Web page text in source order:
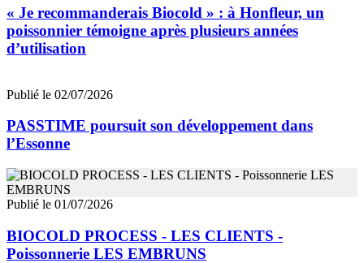
« Je recommanderais Biocold » : à Honfleur, un
poissonnier témoigne après plusieurs années
d’utilisation
Publié le 02/07/2026
PASSTIME poursuit son développement dans
l’Essonne
Publié le 01/07/2026
BIOCOLD PROCESS - LES CLIENTS -
Poissonnerie LES EMBRUNS